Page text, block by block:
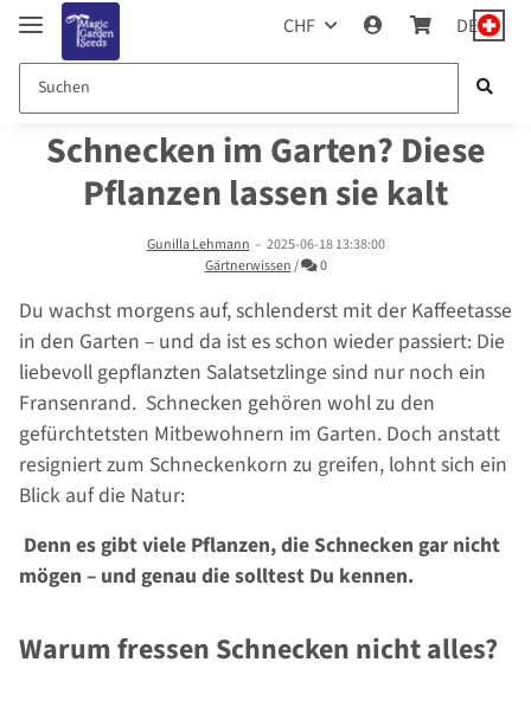
CHF DE
Schnecken im Garten? Diese
Pflanzen lassen sie kalt
Gunilla Lehmann – 2025-06-18 13:38:00
Gärtnerwissen/ Kommentare
0
Du wachst morgens auf, schlenderst mit der Kaffeetasse
in den Garten – und da ist es schon wieder passiert: Die
liebevoll gepflanzten Salatsetzlinge sind nur noch ein
Fransenrand. Schnecken gehören wohl zu den
gefürchtetsten Mitbewohnern im Garten. Doch anstatt
resigniert zum Schneckenkorn zu greifen, lohnt sich ein
Blick auf die Natur:
Denn es gibt viele Pflanzen, die Schnecken gar nicht
mögen – und genau die solltest Du kennen.
Warum fressen Schnecken nicht alles?